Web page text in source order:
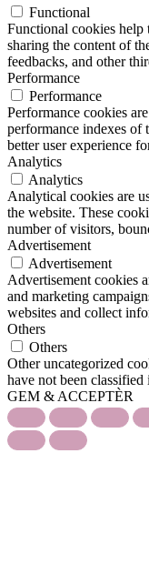
Functional
Functional cookies
sharing the content of
feedbacks, and other
Performance
Performance
Performance cookies
performance indexes of
better user experience
Analytics
Analytics
Analytical cookies are
the website. These
number of visitors,
Advertisement
Advertisement
Advertisement cookies
and marketing
websites and collect
Others
Others
Other uncategorized
have not been classified
GEM & ACCEPTÈR